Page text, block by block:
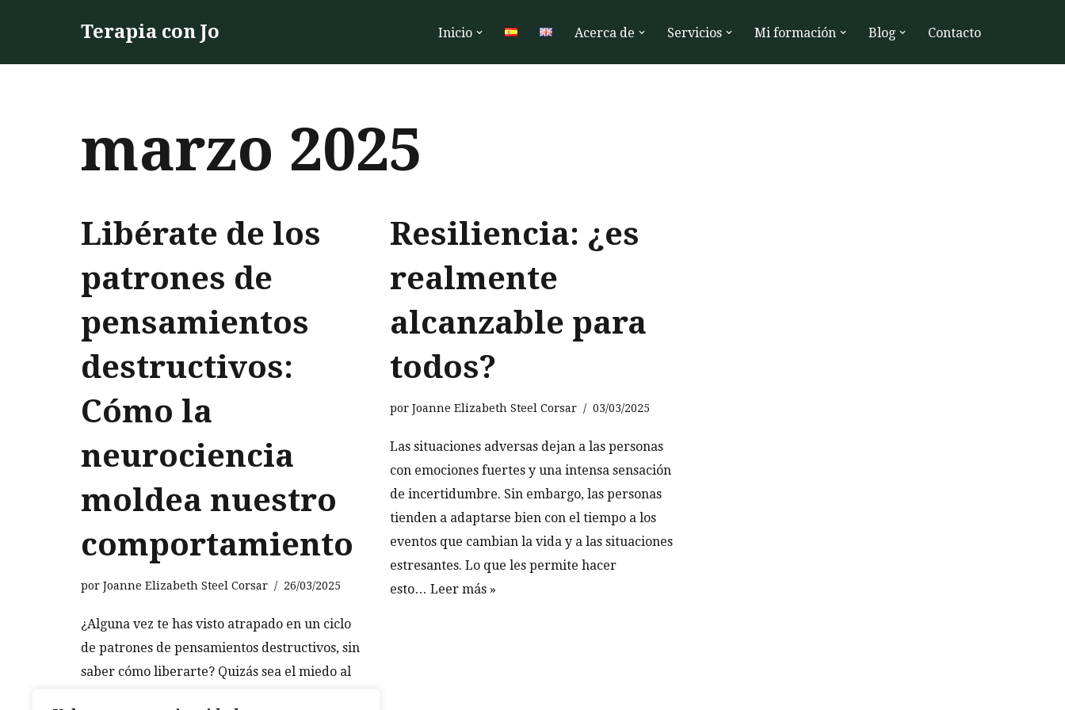
al
Terapia con Jo Inicio Acerca de Servicios Mi formación Blog Contacto
marzo 2025
Libérate de los
patrones de
pensamientos
destructivos:
Cómo la
neurociencia
moldea nuestro
comportamiento
por Joanne Elizabeth Steel Corsar 26/03/2025
¿Alguna vez te has visto atrapado en un ciclo
de patrones de pensamientos destructivos, sin
saber cómo liberarte? Quizás sea el miedo al
Resiliencia: ¿es
realmente
alcanzable para
todos?
por Joanne Elizabeth Steel Corsar 03/03/2025
Las situaciones adversas dejan a las personas
con emociones fuertes y una intensa sensación
de incertidumbre. Sin embargo, las personas
tienden a adaptarse bien con el tiempo a los
eventos que cambian la vida y a las situaciones
estresantes. Lo que les permite hacer
esto… Leer más »